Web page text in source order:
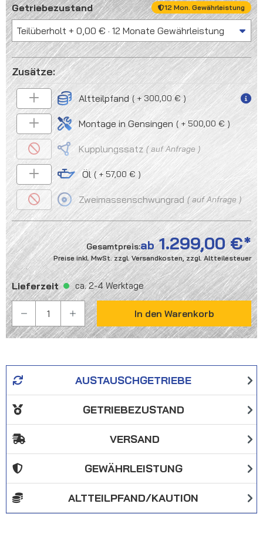
Gesamtpreis:ab 1.299,00 €
Preise inkl. MwSt. zzgl. Versandkosten, zzgl. Altteilesteuer
Lieferzeit ca. 2-4 Werktage
Getriebezustandauswählen 12 Mon. Gewährleistung
Altteilpfand + 300,00 €
Montage in Gensingen + 500,00 €
Kupplungssatz auf Anfrage
Öl + 57,00 €
Zweimassenschwungrad auf Anfrage
PRODUKT ANZAHL: GIB DEN GEWÜNSCHTEN
In den Warenkorb
AUSTAUSCHGETRIEBE
GETRIEBEZUSTAND
VERSAND
GEWÄHRLEISTUNG
ALTTEILPFAND/KAUTION